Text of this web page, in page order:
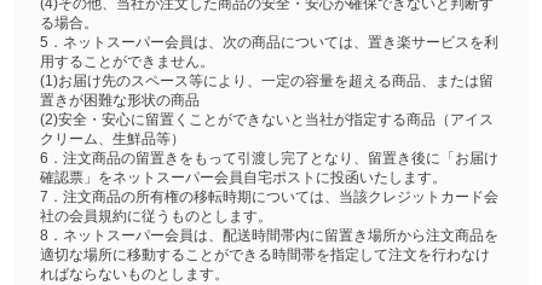
(4)その他、当社が注文した商品の安全・安心が確保できないと判断す
る場合。
5．ネットスーパー会員は、次の商品については、置き楽サービスを利
用することができません。
(1)お届け先のスペース等により、一定の容量を超える商品、または留
置きが困難な形状の商品
(2)安全・安心に留置くことができないと当社が指定する商品（アイス
クリーム、生鮮品等）
6．注文商品の留置きをもって引渡し完了となり、留置き後に「お届け
確認票」をネットスーパー会員自宅ポストに投函いたします。
7．注文商品の所有権の移転時期については、当該クレジットカード会
社の会員規約に従うものとします。
8．ネットスーパー会員は、配送時間帯内に留置き場所から注文商品を
適切な場所に移動することができる時間帯を指定して注文を行わなけ
ればならないものとします。